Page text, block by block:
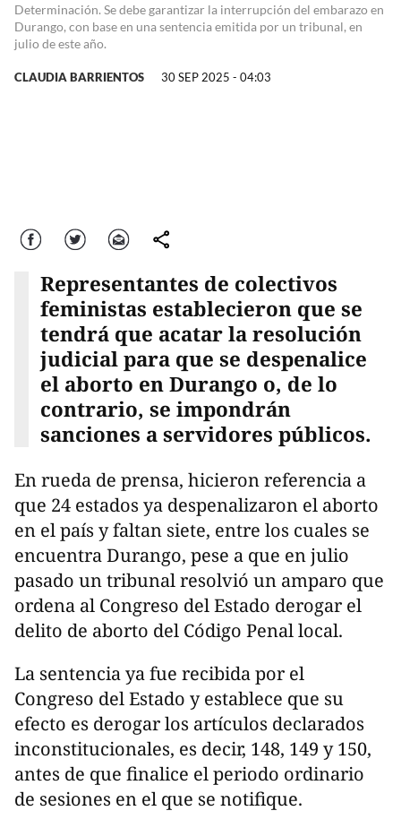
Determinación. Se debe garantizar la interrupción del embarazo en
Durango, con base en una sentencia emitida por un tribunal, en
julio de este año.
CLAUDIA BARRIENTOS 30 SEP 2025 - 04:03
Facebook Twitter Correo comparte
Representantes de colectivos
feministas establecieron que se
tendrá que acatar la resolución
judicial para que se despenalice
el aborto en Durango o, de lo
contrario, se impondrán
sanciones a servidores públicos.
En rueda de prensa, hicieron referencia a
que 24 estados ya despenalizaron el aborto
en el país y faltan siete, entre los cuales se
encuentra Durango, pese a que en julio
pasado un tribunal resolvió un amparo que
ordena al Congreso del Estado derogar el
delito de aborto del Código Penal local.
La sentencia ya fue recibida por el
Congreso del Estado y establece que su
efecto es derogar los artículos declarados
inconstitucionales, es decir, 148, 149 y 150,
antes de que finalice el periodo ordinario
de sesiones en el que se notifique.